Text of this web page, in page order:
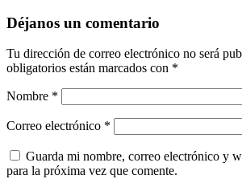
Déjanos un comentario
Tu dirección de correo electrónico no será
obligatorios están marcados con *
Nombre *
Correo electrónico *
Guarda mi nombre, correo electrónico y
para la próxima vez que comente.